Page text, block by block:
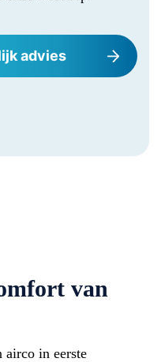
advies
van
in eerste